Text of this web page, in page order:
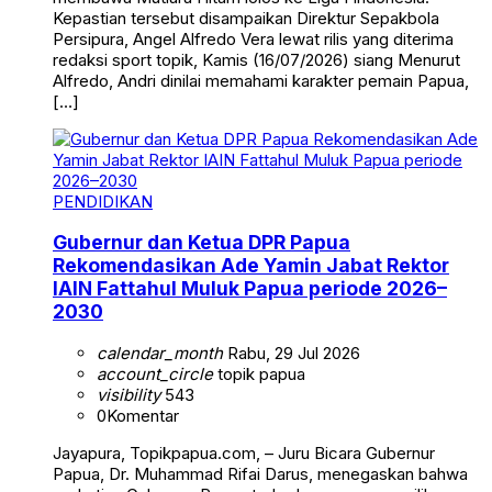
Kepastian tersebut disampaikan Direktur Sepakbola
Persipura, Angel Alfredo Vera lewat rilis yang diterima
redaksi sport topik, Kamis (16/07/2026) siang Menurut
Alfredo, Andri dinilai memahami karakter pemain Papua,
[…]
PENDIDIKAN
Gubernur dan Ketua DPR Papua
Rekomendasikan Ade Yamin Jabat Rektor
IAIN Fattahul Muluk Papua periode 2026–
2030
calendar_monthRabu, 29 Jul 2026
account_circletopik papua
visibility543
0Komentar
Jayapura, Topikpapua.com, – Juru Bicara Gubernur
Papua, Dr. Muhammad Rifai Darus, menegaskan bahwa